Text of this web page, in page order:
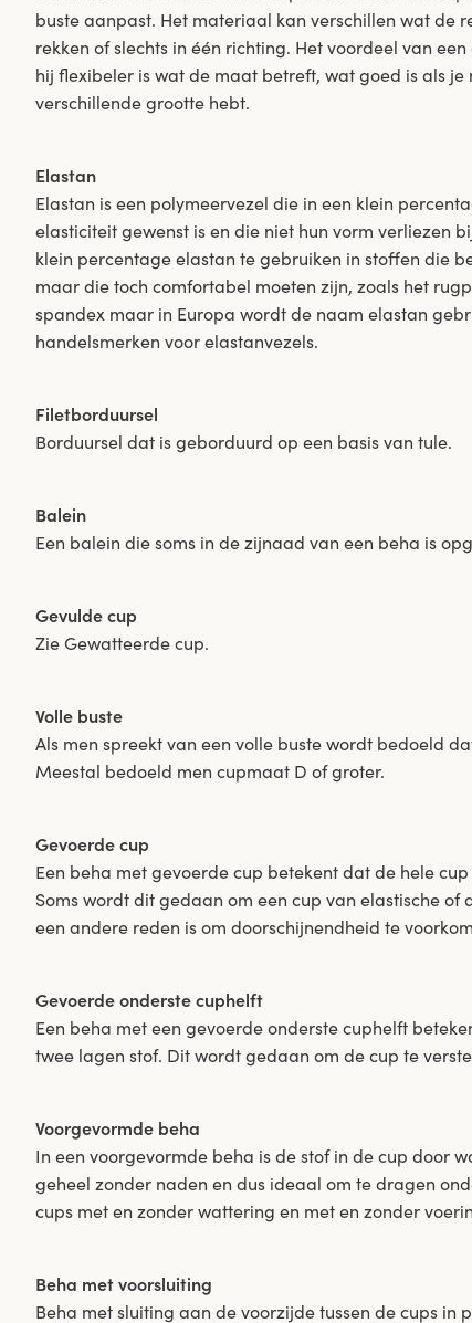
buste aanpast. Het materiaal kan verschillen wat de
rekken of slechts in één richting. Het voordeel van
hij flexibeler is wat de maat betreft, wat goed is als
verschillende grootte hebt.
Elastan
Elastan is een polymeervezel die in een klein
elasticiteit gewenst is en die niet hun vorm verliezen
klein percentage elastan te gebruiken in stoffen die
maar die toch comfortabel moeten zijn, zoals het
spandex maar in Europa wordt de naam elastan
handelsmerken voor elastanvezels.
Filetborduursel
Borduursel dat is geborduurd op een basis van tule.
Balein
Een balein die soms in de zijnaad van een beha is
Gevulde cup
Zie Gewatteerde cup.
Volle buste
Als men spreekt van een volle buste wordt bedoeld
Meestal bedoeld men cupmaat D of groter.
Gevoerde cup
Een beha met gevoerde cup betekent dat de hele
Soms wordt dit gedaan om een cup van elastische
een andere reden is om doorschijnendheid te
Gevoerde onderste cuphelft
Een beha met een gevoerde onderste cuphelft
twee lagen stof. Dit wordt gedaan om de cup te
Voorgevormde beha
In een voorgevormde beha is de stof in de cup door
geheel zonder naden en dus ideaal om te dragen
cups met en zonder wattering en met en zonder
Beha met voorsluiting
Beha met sluiting aan de voorzijde tussen de cups in